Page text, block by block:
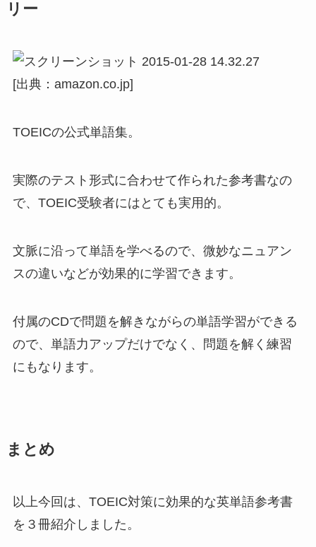
リー
[出典：amazon.co.jp]
TOEICの公式単語集。
実際のテスト形式に合わせて作られた参考書なの
で、TOEIC受験者にはとても実用的。
文脈に沿って単語を学べるので、微妙なニュアン
スの違いなどが効果的に学習できます。
付属のCDで問題を解きながらの単語学習ができる
ので、単語力アップだけでなく、問題を解く練習
にもなります。
まとめ
以上今回は、TOEIC対策に効果的な英単語参考書
を３冊紹介しました。